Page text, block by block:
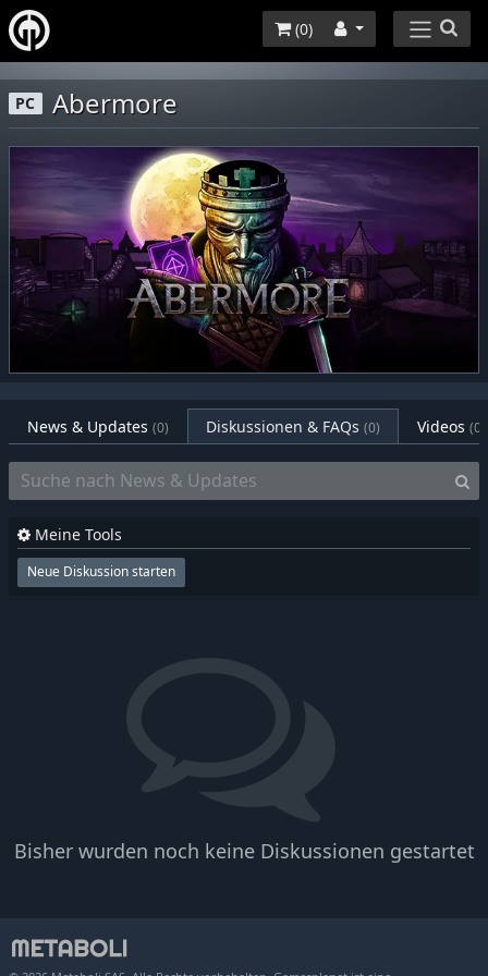
(0)
PC Abermore
News & Updates (0) Diskussionen & FAQs (0) Videos (0)
Bisher wurden noch keine Diskussionen gestartet
Meine Tools
Neue Diskussion starten